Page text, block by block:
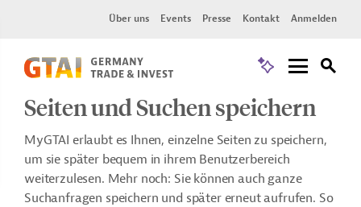
Über uns Events Presse Kontakt Anmelden
Seiten und Suchen speichern
MyGTAI erlaubt es Ihnen, einzelne Seiten zu speichern,
um sie später bequem in ihrem Benutzerbereich
weiterzulesen. Mehr noch: Sie können auch ganze
Suchanfragen speichern und später erneut aufrufen. So